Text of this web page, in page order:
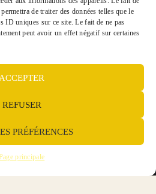
de traiter des données telles que le
ID uniques sur ce site. Le fait de ne pas
peut avoir un effet négatif sur certaines
ACCEPTER
REFUSER
PRÉFÉRENCES
principale